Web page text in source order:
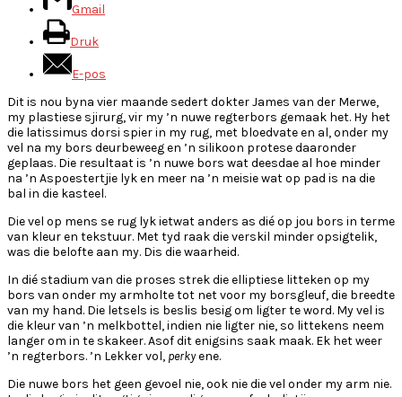
Gmail
Druk
E-pos
Dit is nou byna vier maande sedert dokter James van der Merwe,
my plastiese sjirurg, vir my ’n nuwe regterbors gemaak het. Hy het
die latissimus dorsi spier in my rug, met bloedvate en al, onder my
vel na my bors deurbeweeg en ’n silikoon protese daaronder
geplaas. Die resultaat is ’n nuwe bors wat deesdae al hoe minder
na ’n Aspoestertjie lyk en meer na ’n meisie wat op pad is na die
bal in die kasteel.
Die vel op mens se rug lyk ietwat anders as dié op jou bors in terme
van kleur en tekstuur. Met tyd raak die verskil minder opsigtelik,
was die belofte aan my. Dis die waarheid.
In dié stadium van die proses strek die elliptiese litteken op my
bors van onder my armholte tot net voor my borsgleuf, die breedte
van my hand. Die letsels is beslis besig om ligter te word. My vel is
die kleur van ’n melkbottel, indien nie ligter nie, so littekens neem
langer om in te skakeer. Asof dit enigsins saak maak. Ek het weer
’n regterbors. ’n Lekker vol, perkyene.
Die nuwe bors het geen gevoel nie, ook nie die vel onder my arm nie.